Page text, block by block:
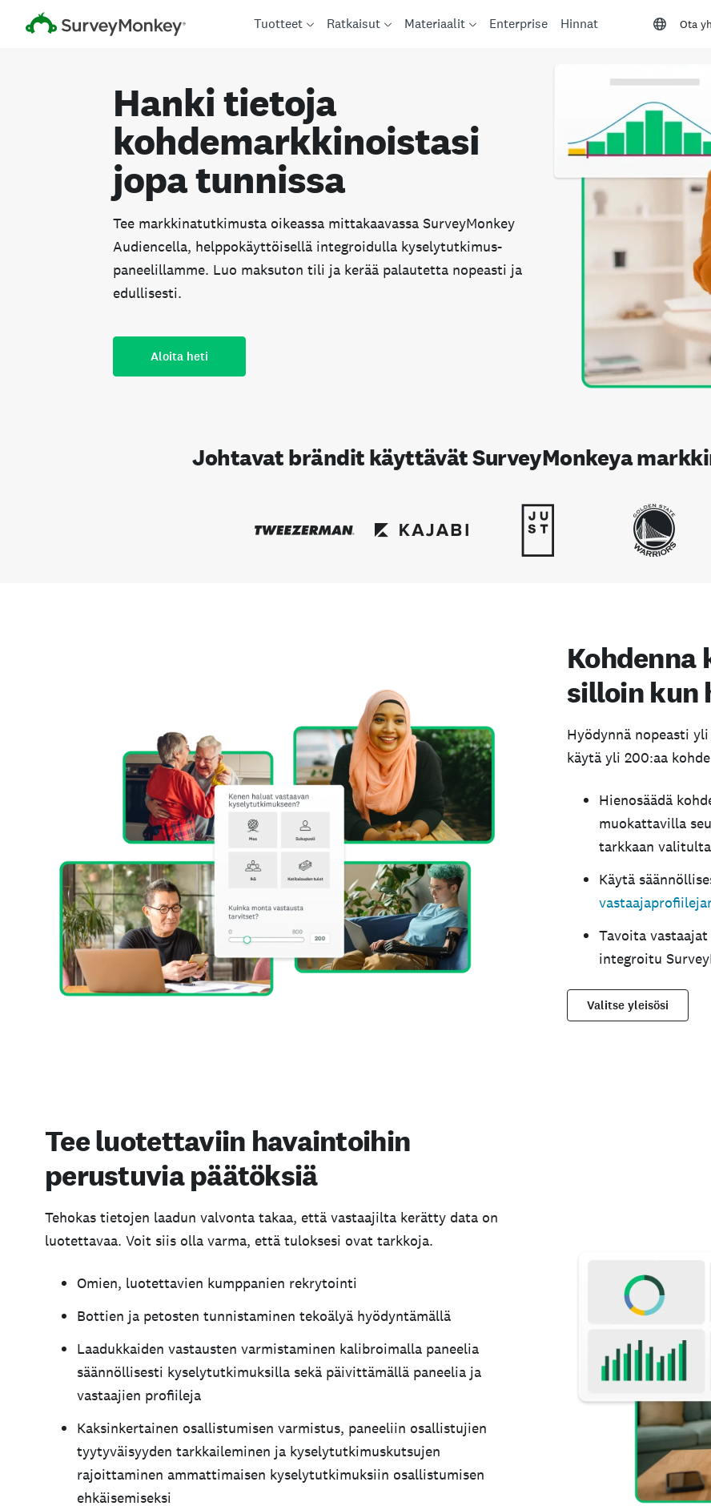
Tuotteet Ratkaisut Materiaalit Enterprise Hinnat Ota
Hanki tietoja
kohdemarkkinoistasi
jopa tunnissa
Tee markkinatutkimusta oikeassa mittakaavassa SurveyMonkey
Audiencella, helppokäyttöisellä integroidulla kyselytutkimus­
paneelillamme. Luo maksuton tili ja kerää palautetta nopeasti ja
edullisesti.
Aloita heti
Johtavat brändit käyttävät SurveyMonkeya
Kohdenna
silloin kun
Hyödynnä nopeasti
käytä yli 200:aa
Hienosäädä
muokattavilla
tarkkaan
Käytä
Tavoita
integroitu
Valitse yleisösi
Tee luotettaviin havaintoihin
perustuvia päätöksiä
Tehokas tietojen laadun valvonta takaa, että vastaajilta kerätty data on
luotettavaa. Voit siis olla varma, että tuloksesi ovat tarkkoja.
Omien, luotettavien kumppanien rekrytointi
Bottien ja petosten tunnistaminen tekoälyä hyödyntämällä
Laadukkaiden vastausten varmistaminen kalibroimalla paneelia
säännöllisesti kysely­tutkimuksilla sekä päivittämällä paneelia ja
vastaajien profiileja
Kaksinkertainen osallistumisen varmistus, paneeliin osallistujien
tyytyväisyyden tarkkaileminen ja kyselytutkimuskutsujen
rajoittaminen ammattimaisen kyselytutkimuksiin osallistumisen
ehkäisemiseksi